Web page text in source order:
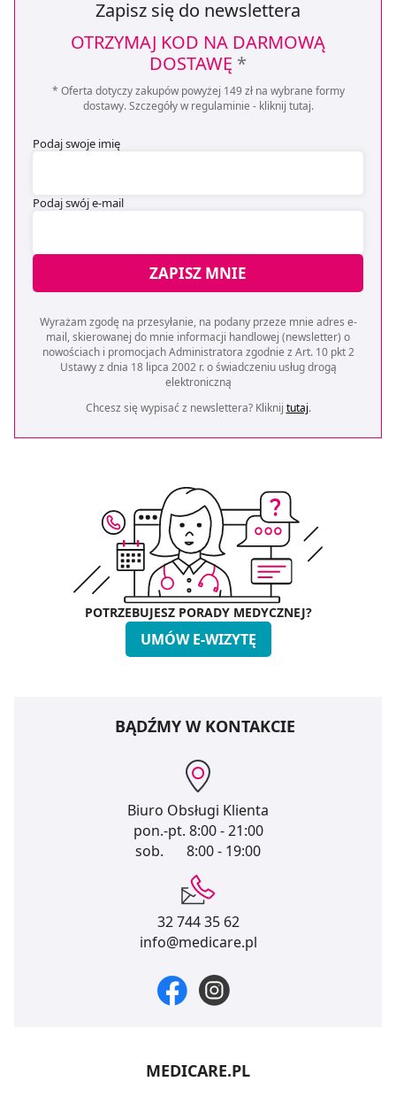
pozyskiwanie od Ciebie danych, które nie są niezbędne
z brakiem dostępu do wszystkich funkcjonalności
Zapisz się do newslettera
OTRZYMAJ KOD NA DARMOWĄ
DOSTAWĘ *
* Oferta dotyczy zakupów powyżej 149 zł na wybrane formy
dostawy. Szczegóły w regulaminie - kliknij tutaj.
Podaj swoje imię
Podaj swój e-mail
ZAPISZ MNIE
Wyrażam zgodę na przesyłanie, na podany przeze mnie adres e-
mail, skierowanej do mnie informacji handlowej (newsletter) o
nowościach i promocjach Administratora zgodnie z Art. 10 pkt 2
Ustawy z dnia 18 lipca 2002 r. o świadczeniu usług drogą
elektroniczną
Chcesz się wypisać z newslettera? Kliknij tutaj.
POTRZEBUJESZ PORADY MEDYCZNEJ?
UMÓW E-WIZYTĘ
BĄDŹMY W KONTAKCIE
Biuro Obsługi Klienta
pon.-pt. 8:00 - 21:00
sob.
8:00 - 19:00
32 744 35 62
info@medicare.pl
MEDICARE.PL